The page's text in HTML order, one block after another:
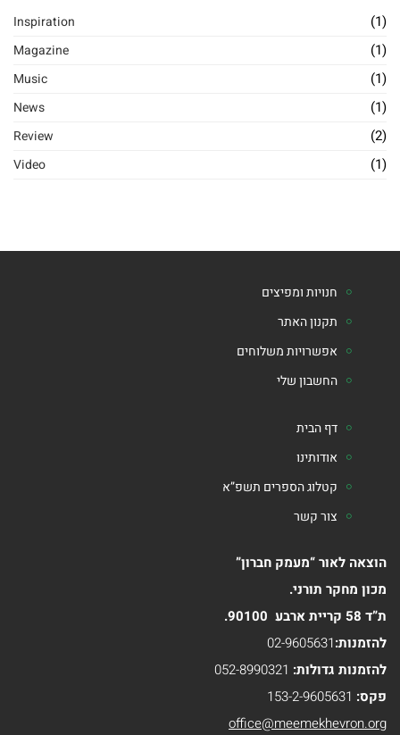
Inspiration (1)
Magazine (1)
Music (1)
News (1)
Review (2)
Video (1)
חנויות ומפיצים
תקנון האתר
אפשרויות משלוחים
החשבון שלי
דף הבית
אודותינו
קטלוג הספרים תשפ”א
צור קשר
הוצאה לאור “מעמק חברון”
מכון מחקר תורני.
ת”ד 58 קריית ארבע 90100.
להזמנות:02-9605631
להזמנות גדולות: 052-8990321
פקס: 153-2-9605631
office@meemekhevron.org